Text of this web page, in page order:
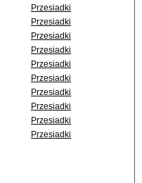
Przesiadki
Przesiadki
Przesiadki
Przesiadki
Przesiadki
Przesiadki
Przesiadki
Przesiadki
Przesiadki
Przesiadki